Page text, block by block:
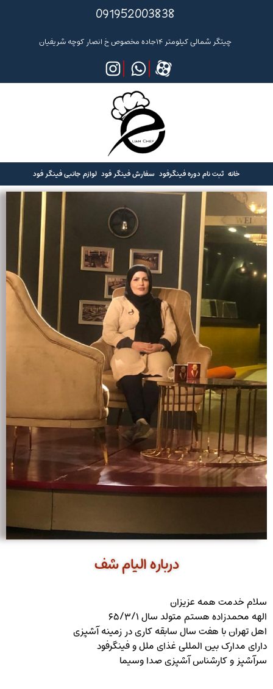
091952003838
چیتگر شمالی کیلومتر ۱۴جاده مخصوص خ انصار کوچه شریفیان
خانه ثبت نام دوره فینگرفود سفارش فینگر فود لوازم جانبی فینگر فود
درباره الیام شف
سلام خدمت همه عزیزان
الهه محمدزاده هستم متولد سال ۶۵/۳/۱
اهل تهران با هفت سال سابقه کاری در زمینه آشپزی
دارای مدارک بین المللی غذای ملل و فینگرفود
سرآشپز و کارشناس آشپزی صدا وسیما